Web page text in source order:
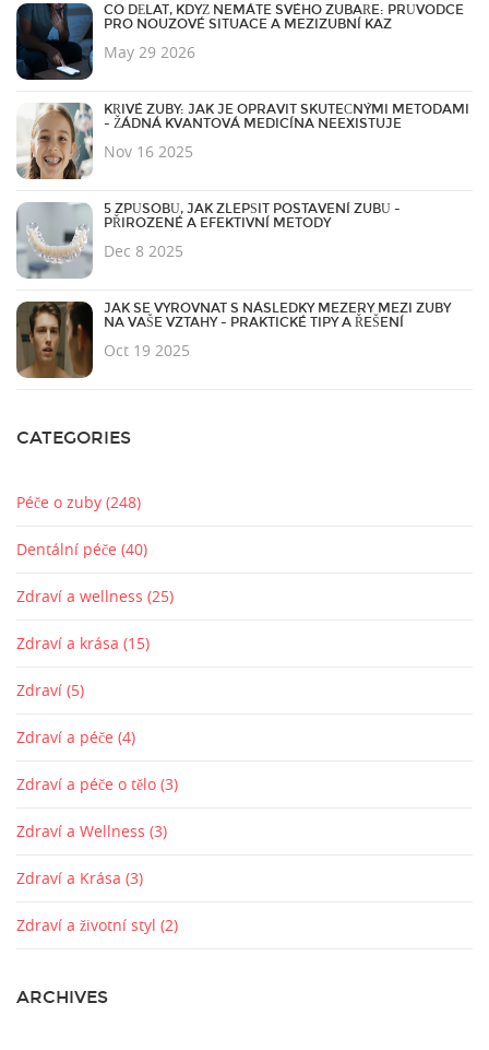
CO DĚLAT, KDYŽ NEMÁTE SVÉHO ZUBAŘE: PRŮVODCE
PRO NOUZOVÉ SITUACE A MEZIZUBNÍ KAZ
May 29 2026
KŘIVÉ ZUBY: JAK JE OPRAVIT SKUTEČNÝMI METODAMI
- ŽÁDNÁ KVANTOVÁ MEDICÍNA NEEXISTUJE
Nov 16 2025
5 ZPŮSOBŮ, JAK ZLEPŠIT POSTAVENÍ ZUBŮ -
PŘIROZENÉ A EFEKTIVNÍ METODY
Dec 8 2025
JAK SE VYROVNAT S NÁSLEDKY MEZERY MEZI ZUBY
NA VAŠE VZTAHY - PRAKTICKÉ TIPY A ŘEŠENÍ
Oct 19 2025
CATEGORIES
Péče o zuby (248)
Dentální péče (40)
Zdraví a wellness (25)
Zdraví a krása (15)
Zdraví (5)
Zdraví a péče (4)
Zdraví a péče o tělo (3)
Zdraví a Wellness (3)
Zdraví a Krása (3)
Zdraví a životní styl (2)
ARCHIVES